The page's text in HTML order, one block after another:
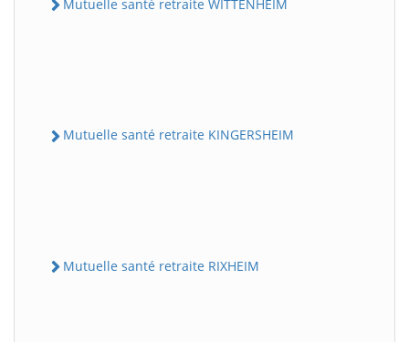
Mutuelle santé retraite WITTENHEIM
Mutuelle santé retraite KINGERSHEIM
Mutuelle santé retraite RIXHEIM